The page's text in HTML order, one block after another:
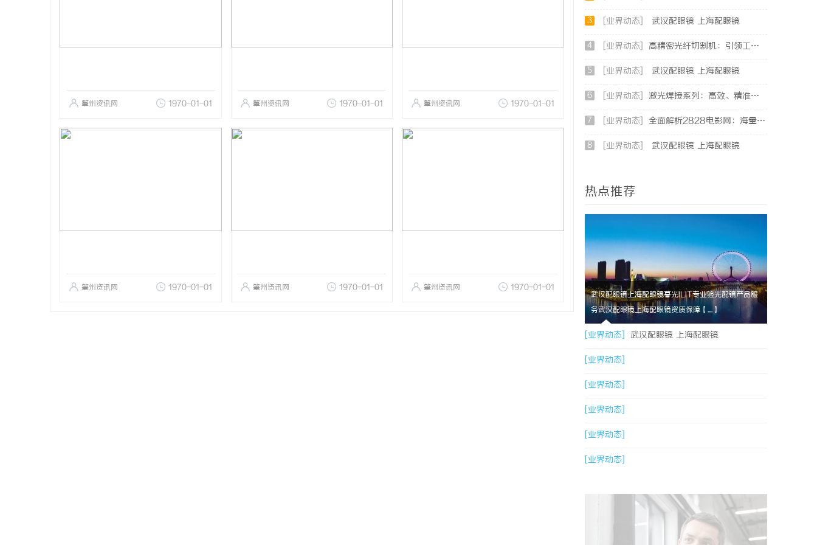
肇州资讯网 1970-01-01 肇州资讯网 1970-01-01 肇州资讯网 1970-01-01
肇州资讯网 1970-01-01 肇州资讯网 1970-01-01 肇州资讯网 1970-01-01
3 [业界动态] 武汉配眼镜 上海配眼镜
4 [业界动态] 高精密光纤切割机：引领工业制造新时代的利器
5 [业界动态] 武汉配眼镜 上海配眼镜
6 [业界动态] 激光焊接系列：高效、精准及环保的制造解决方案
7 [业界动态] 全面解析2828电影网：海量影视资源的优质观看平台
8 [业界动态] 武汉配眼镜 上海配眼镜
热点推荐
武汉配眼镜上海配眼镜暮光ILIT专业验光配镜产品服
务武汉配眼镜上海配眼镜资质保障【....】
[业界动态] 武汉配眼镜 上海配眼镜
[业界动态]
[业界动态]
[业界动态]
[业界动态]
[业界动态]